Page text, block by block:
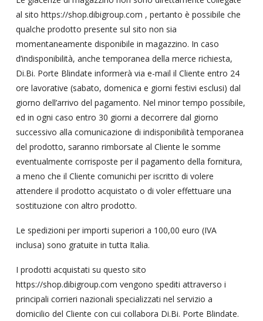
al sito https://shop.dibigroup.com , pertanto è possibile che
qualche prodotto presente sul sito non sia
momentaneamente disponibile in magazzino. In caso
d’indisponibilità, anche temporanea della merce richiesta,
Di.Bi. Porte Blindate informerà via e-mail il Cliente entro 24
ore lavorative (sabato, domenica e giorni festivi esclusi) dal
giorno dell’arrivo del pagamento. Nel minor tempo possibile,
ed in ogni caso entro 30 giorni a decorrere dal giorno
successivo alla comunicazione di indisponibilità temporanea
del prodotto, saranno rimborsate al Cliente le somme
eventualmente corrisposte per il pagamento della fornitura,
a meno che il Cliente comunichi per iscritto di volere
attendere il prodotto acquistato o di voler effettuare una
sostituzione con altro prodotto.
Le spedizioni per importi superiori a 100,00 euro (IVA
inclusa) sono gratuite in tutta Italia.
I prodotti acquistati su questo sito
https://shop.dibigroup.com vengono spediti attraverso i
principali corrieri nazionali specializzati nel servizio a
domicilio del Cliente con cui collabora Di.Bi. Porte Blindate.